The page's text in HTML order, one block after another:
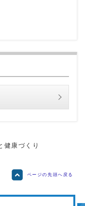
健康づくり
ページの先頭へ戻る